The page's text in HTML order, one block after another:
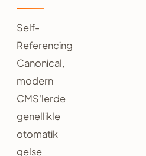
Self-
Referencing
Canonical,
modern
CMS'lerde
genellikle
otomatik
gelse